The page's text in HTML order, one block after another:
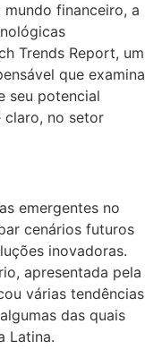
financeiro, a
Trends Report, um
que examina
seu potencial
claro, no setor
emergentes no
cenários futuros
inovadoras.
apresentada pela
várias tendências
das quais
Latina.